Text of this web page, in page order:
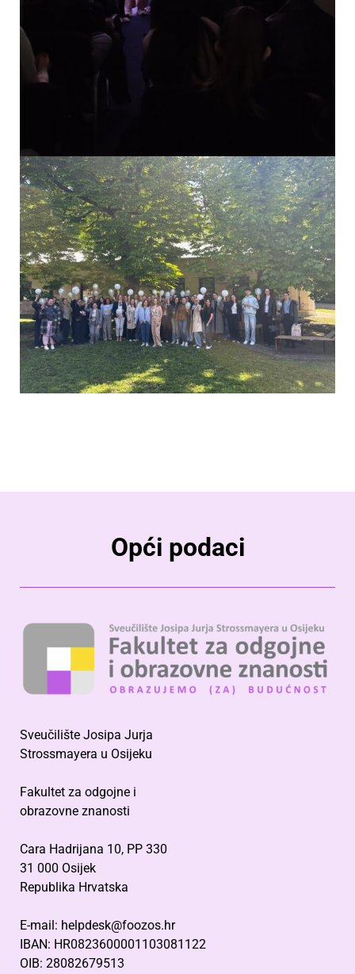
Opći podaci
Sveučilište Josipa Jurja
Strossmayera u Osijeku
Fakultet za odgojne i
obrazovne znanosti
Cara Hadrijana 10, PP 330
31 000 Osijek
Republika Hrvatska
E-mail: helpdesk@foozos.hr
IBAN: HR0823600001103081122
OIB: 28082679513